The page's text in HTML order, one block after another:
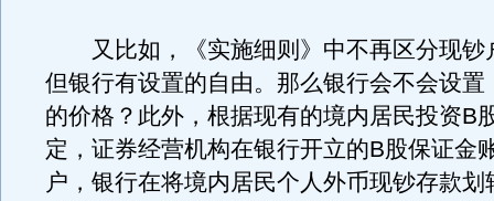
又比如，《实施细则》中不再区分现钞
但银行有设置的自由。那么银行会不会设置
的价格？此外，根据现有的境内居民投资B
定，证券经营机构在银行开立的B股保证金
户，银行在将境内居民个人外币现钞存款划